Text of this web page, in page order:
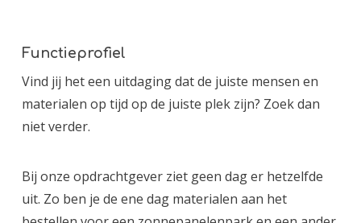
Functieprofiel
Vind jij het een uitdaging dat de juiste mensen en
materialen op tijd op de juiste plek zijn? Zoek dan
niet verder.
Bij onze opdrachtgever ziet geen dag er hetzelfde
uit. Zo ben je de ene dag materialen aan het